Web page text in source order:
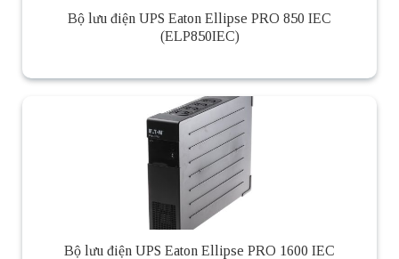
Bộ lưu điện UPS Eaton Ellipse PRO 850 IEC
(ELP850IEC)
Bộ lưu điện UPS Eaton Ellipse PRO 1600 IEC